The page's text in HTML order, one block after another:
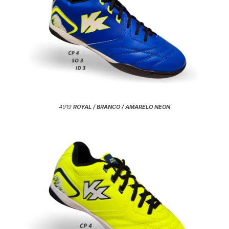
4919 ROYAL / BRANCO / AMARELO NEON